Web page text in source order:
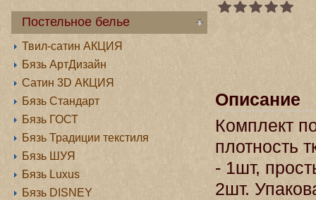
Описание
Комплект
плотность
- 1шт,
2шт.
Постельное белье
Твил-сатин АКЦИЯ
Бязь АртДизайн
Сатин 3D АКЦИЯ
Бязь Стандарт
Бязь ГОСТ
Бязь Традиции текстиля
Бязь ШУЯ
Бязь Luxus
Бязь DISNEY